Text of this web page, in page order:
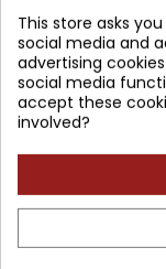
PROMETEUSZ
This store asks
social media and
advertising
social media
accept these
involved?